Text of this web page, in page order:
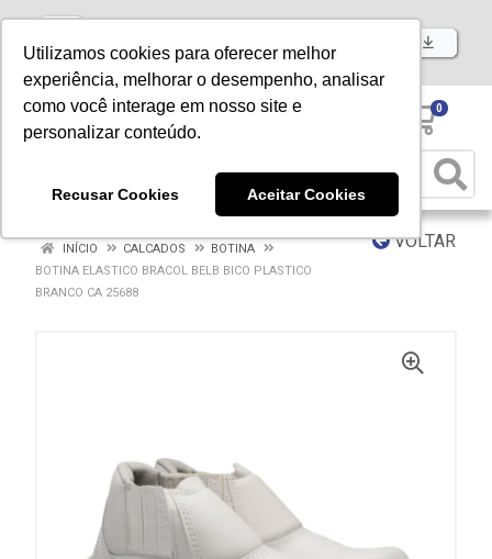
Utilizamos cookies para oferecer melhor
experiência, melhorar o desempenho, analisar
como você interage em nosso site e
personalizar conteúdo.
Recusar Cookies Aceitar Cookies
Baixe já nosso APP
0
VOLTAR
INÍCIO CALCADOS
BOTINA
BOTINA ELASTICO BRACOL BELB BICO PLASTICO
BRANCO CA 25688